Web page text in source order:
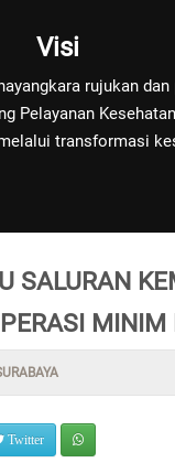
Visi
rujukan
Pelayanan
transformasi
SALURAN
MINIM
Twitter